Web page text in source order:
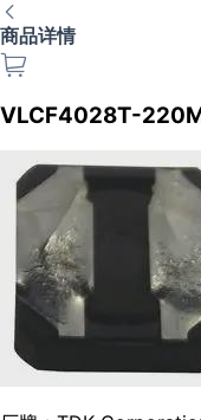
商品详情
VLCF4028T-